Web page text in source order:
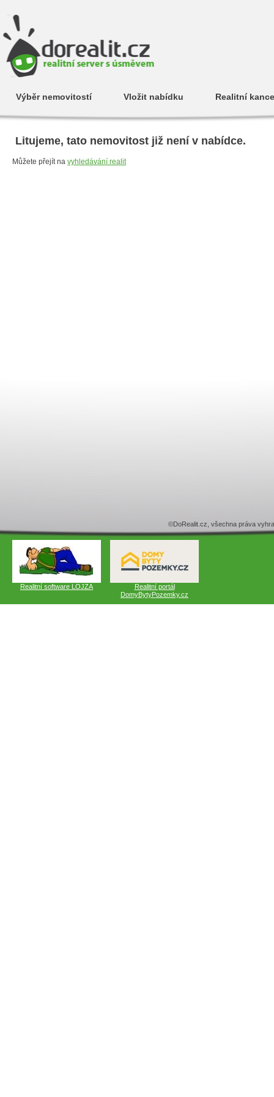
Výběr nemovitostí Vložit nabídku Realitní
Litujeme, tato nemovitost již není v nabídce.
Můžete přejít na vyhledávání realit
©DoRealit.cz, všechna práva
Realitní software LOJZA
Realitní portál
DomyBytyPozemky.cz